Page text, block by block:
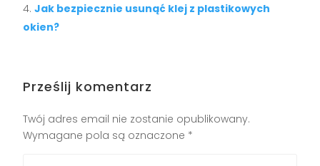
Jak bezpiecznie usunąć klej z plastikowych
okien?
Prześlij komentarz
Twój adres email nie zostanie opublikowany.
Wymagane pola są oznaczone *